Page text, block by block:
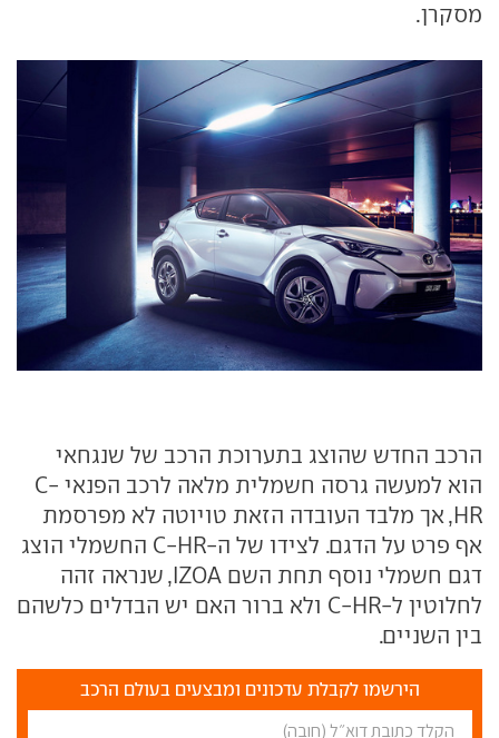
מסקרן.
הרכב החדש שהוצג בתערוכת הרכב של שנגחאי
הוא למעשה גרסה חשמלית מלאה לרכב הפנאי C-
HR, אך מלבד העובדה הזאת טויוטה לא מפרסמת
אף פרט על הדגם. לצידו של ה-C-HR החשמלי הוצג
דגם חשמלי נוסף תחת השם IZOA, שנראה זהה
לחלוטין ל-C-HR ולא ברור האם יש הבדלים כלשהם
בין השניים.
הירשמו לקבלת עדכונים ומבצעים בעולם הרכב